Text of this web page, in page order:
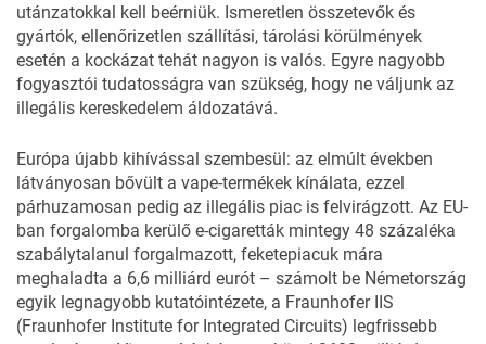
utánzatokkal kell beérniük. Ismeretlen összetevők és
gyártók, ellenőrizetlen szállítási, tárolási körülmények
esetén a kockázat tehát nagyon is valós. Egyre nagyobb
fogyasztói tudatosságra van szükség, hogy ne váljunk az
illegális kereskedelem áldozatává.
Európa újabb kihívással szembesül: az elmúlt években
látványosan bővült a vape-termékek kínálata, ezzel
párhuzamosan pedig az illegális piac is felvirágzott. Az EU-
ban forgalomba kerülő e-cigaretták mintegy 48 százaléka
szabálytalanul forgalmazott, feketepiacuk mára
meghaladta a 6,6 milliárd eurót – számolt be Németország
egyik legnagyobb kutatóintézete, a Fraunhofer IIS
(Fraunhofer Institute for Integrated Circuits) legfrissebb